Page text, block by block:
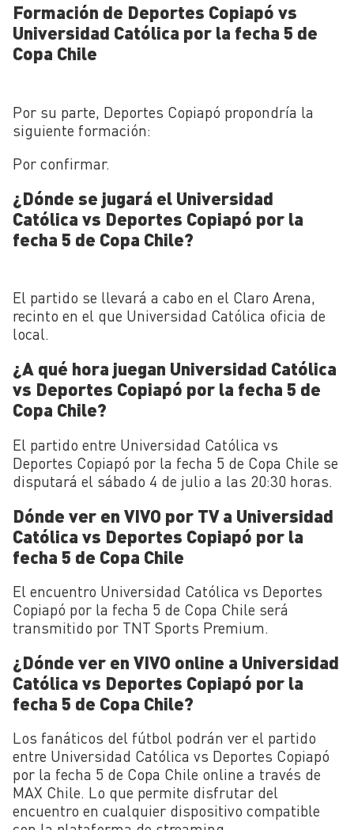
Formación de Deportes Copiapó vs
Universidad Católica por la fecha 5 de
Copa Chile
Por su parte, Deportes Copiapó propondría la
siguiente formación:
Por confirmar.
¿Dónde se jugará el Universidad
Católica vs Deportes Copiapó por la
fecha 5 de Copa Chile?
El partido se llevará a cabo en el Claro Arena,
recinto en el que Universidad Católica oficia de
local.
¿A qué hora juegan Universidad Católica
vs Deportes Copiapó por la fecha 5 de
Copa Chile?
El partido entre Universidad Católica vs
Deportes Copiapó por la fecha 5 de Copa Chile se
disputará el sábado 4 de julio a las 20:30 horas.
Dónde ver en VIVO por TV a Universidad
Católica vs Deportes Copiapó por la
fecha 5 de Copa Chile
El encuentro Universidad Católica vs Deportes
Copiapó por la fecha 5 de Copa Chile será
transmitido por TNT Sports Premium.
¿Dónde ver en VIVO online a Universidad
Católica vs Deportes Copiapó por la
fecha 5 de Copa Chile?
Los fanáticos del fútbol podrán ver el partido
entre Universidad Católica vs Deportes Copiapó
por la fecha 5 de Copa Chile online a través de
MAX Chile. Lo que permite disfrutar del
encuentro en cualquier dispositivo compatible